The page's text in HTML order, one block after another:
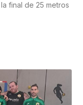
final de 25 metros